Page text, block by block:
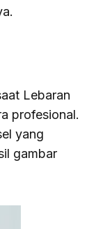
Lebaran
profesional.
yang
gambar